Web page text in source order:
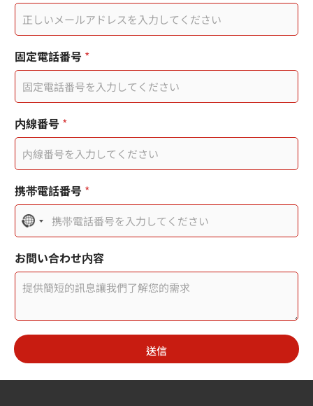
固定電話番号 *
内線番号 *
您
的
市
內
話
頁
面
標
分
機
携帯電話番号 *
N
c
o
n
t
r
お問い合わせ内容
送信